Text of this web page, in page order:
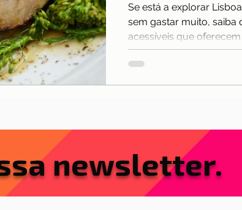
Se está a explorar
sem gastar muito, saiba
acessíveis que oferecem
newsletter.